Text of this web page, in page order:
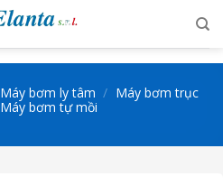
Máy bơm ly tâm / Máy bơm trục
Máy bơm tự mồi